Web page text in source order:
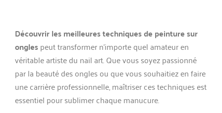
Découvrir les meilleures techniques de peinture sur
onglespeut transformer n’importe quel amateur en
véritable artiste du nail art. Que vous soyez passionné
par la beauté des ongles ou que vous souhaitiez en faire
une carrière professionnelle, maîtriser ces techniques est
essentiel pour sublimer chaque manucure.